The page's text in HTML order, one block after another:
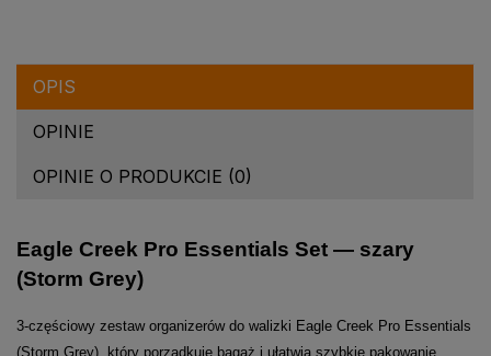
OPIS
OPINIE
OPINIE O PRODUKCIE (0)
Eagle Creek Pro Essentials Set — szary
(Storm Grey)
3-częściowy zestaw organizerów do walizki Eagle Creek Pro Essentials
(Storm Grey), który porządkuje bagaż i ułatwia szybkie pakowanie.